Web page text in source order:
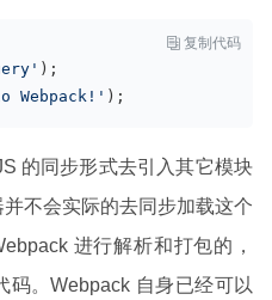
 复制代码
);
Webpack!' );
的同步形式去引入其它模块
不会实际的去同步加载这个
进行解析和打包的，
码。Webpack 自身已经可以